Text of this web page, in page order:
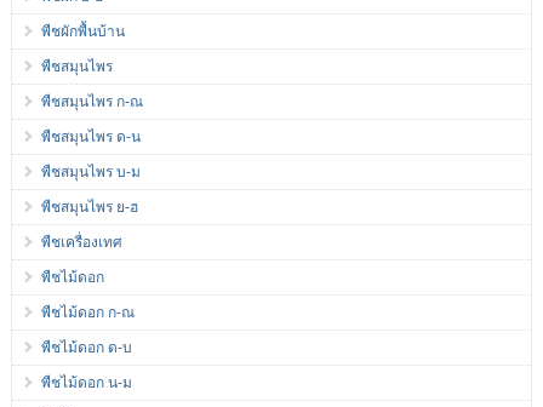
พืชผักพื้นบ้าน
พืชสมุนไพร
พืชสมุนไพร ก-ณ
พืชสมุนไพร ด-น
พืชสมุนไพร บ-ม
พืชสมุนไพร ย-ฮ
พืชเครื่องเทศ
พืชไม้ดอก
พืชไม้ดอก ก-ณ
พืชไม้ดอก ด-บ
พืชไม้ดอก น-ม